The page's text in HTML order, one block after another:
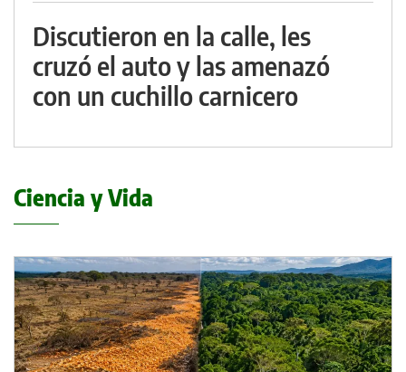
Discutieron en la calle, les
cruzó el auto y las amenazó
con un cuchillo carnicero
Ciencia y Vida